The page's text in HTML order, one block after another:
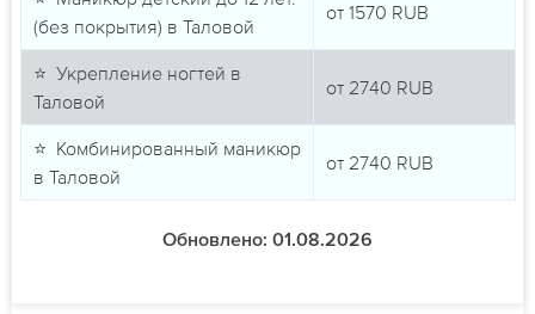
(без покрытия) в Таловой
от 1570 RUB
⭐ Укрепление ногтей в
Таловой
от 2740 RUB
⭐ Комбинированный маникюр
в Таловой
от 2740 RUB
Обновлено: 01.08.2026